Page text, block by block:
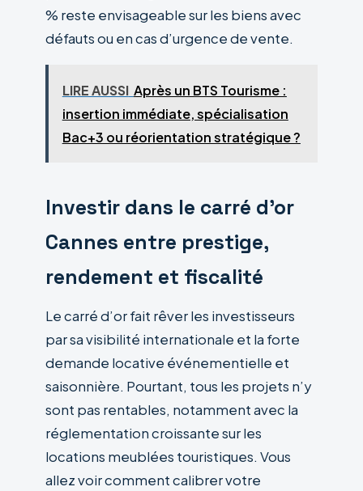
% reste envisageable sur les biens avec
défauts ou en cas d’urgence de vente.
LIRE AUSSI Après un BTS Tourisme :
insertion immédiate, spécialisation
Bac+3 ou réorientation stratégique ?
Investir dans le carré d’or
Cannes entre prestige,
rendement et fiscalité
Le carré d’or fait rêver les investisseurs
par sa visibilité internationale et la forte
demande locative événementielle et
saisonnière. Pourtant, tous les projets n’y
sont pas rentables, notamment avec la
réglementation croissante sur les
locations meublées touristiques. Vous
allez voir comment calibrer votre